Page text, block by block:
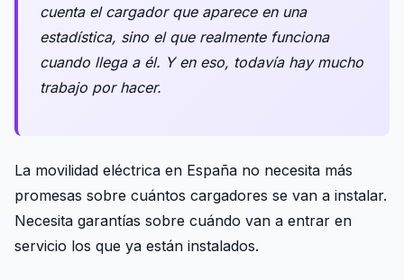
cuenta el cargador que aparece en una
estadística, sino el que realmente funciona
cuando llega a él. Y en eso, todavía hay mucho
trabajo por hacer.
La movilidad eléctrica en España no necesita más
promesas sobre cuántos cargadores se van a instalar.
Necesita garantías sobre cuándo van a entrar en
servicio los que ya están instalados.